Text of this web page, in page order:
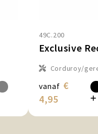
49C.200
Corduroy/
vanaf €
4,95